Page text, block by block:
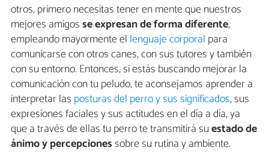
otros, primero necesitas tener en mente que nuestros
mejores amigosse expresan de forma diferente,
empleando mayormente el lenguaje corporal para
comunicarse con otros canes, con sus tutores y también
con su entorno. Entonces, si estás buscando mejorar la
comunicación con tu peludo, te aconsejamos aprender a
interpretar las posturas del perro y sus significados, sus
expresiones faciales y sus actitudes en el día a día, ya
que a través de ellas tu perro te transmitirá suestado de
ánimo y percepcionessobre su rutina y ambiente.